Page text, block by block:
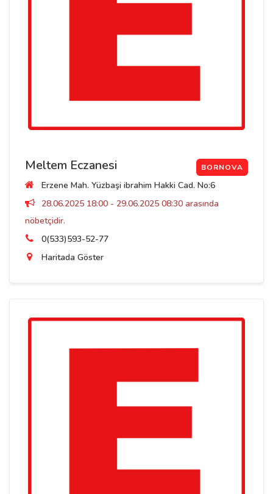
Meltem Eczanesi BORNOVA
Erzene Mah. Yüzbaşi ibrahim Hakki Cad. No:6
28.06.2025 18:00 - 29.06.2025 08:30 arasında
nöbetçidir.
0(533)593-52-77
Haritada Göster